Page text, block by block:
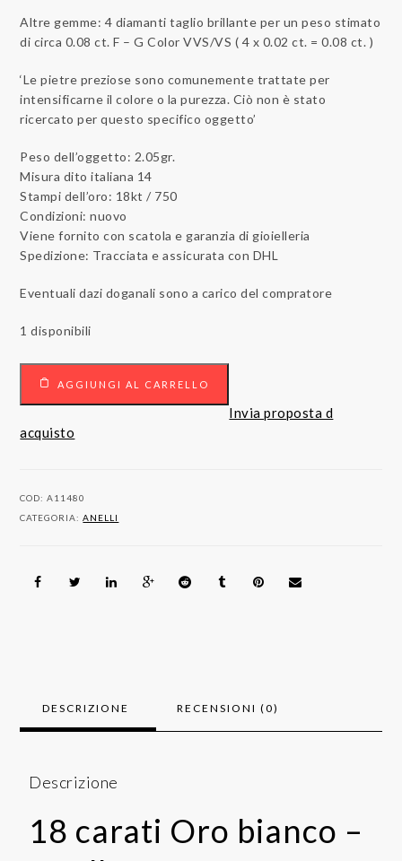
Altre gemme: 4 diamanti taglio brillante per un peso stimato
di circa 0.08 ct. F – G Color VVS/VS ( 4 x 0.02 ct. = 0.08 ct. )
‘Le pietre preziose sono comunemente trattate per
intensificarne il colore o la purezza. Ciò non è stato
ricercato per questo specifico oggetto’
Peso dell’oggetto: 2.05gr.
Misura dito italiana 14
Stampi dell’oro: 18kt / 750
Condizioni: nuovo
Viene fornito con scatola e garanzia di gioielleria
Spedizione: Tracciata e assicurata con DHL
Eventuali dazi doganali sono a carico del compratore
1 disponibili
carati
bianco
Diamanti
AGGIUNGI AL CARRELLO
Invia proposta d
acquisto
COD:A11480
CATEGORIA:ANELLI
DESCRIZIONE RECENSIONI (0)
Descrizione
18 carati Oro bianco –